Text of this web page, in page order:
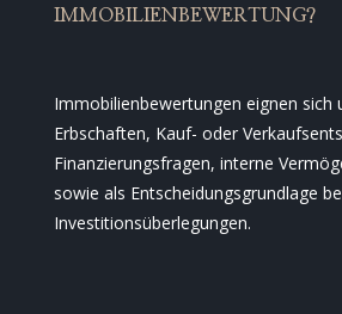
IMMOBILIENBEWERTUNG?
Immobilienbewertungen eignen sich
Erbschaften, Kauf- oder
Finanzierungsfragen, interne
sowie als Entscheidungsgrundlage
Investitionsüberlegungen.